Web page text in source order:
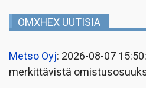
OMXHEX UUTISIA
Metso Oyj: 2026-08-07
merkittävistä